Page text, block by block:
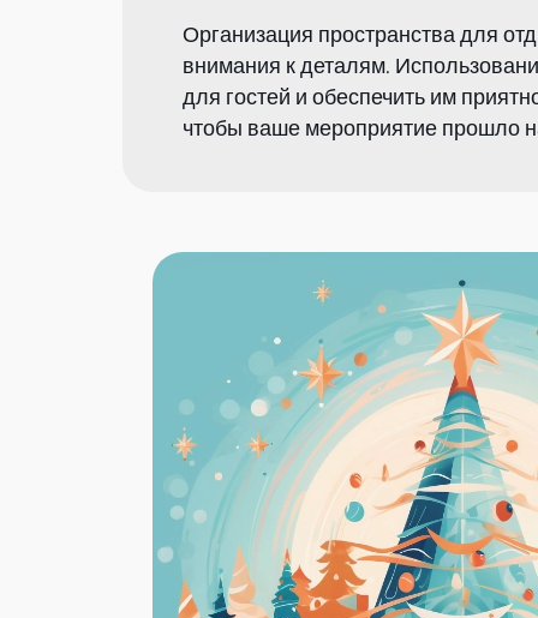
Организация пространства для
внимания к деталям.
для гостей и обеспечить им
чтобы ваше мероприятие прошло